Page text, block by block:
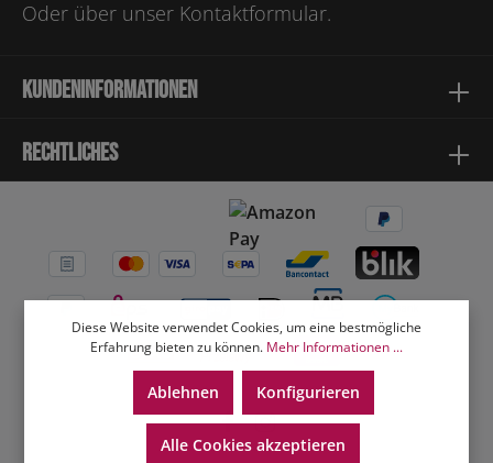
Oder über unser Kontaktformular.
Kundeninformationen
Rechtliches
Diese Website verwendet Cookies, um eine bestmögliche
Erfahrung bieten zu können. Mehr Informationen ...
Ablehnen Konfigurieren
Alle Cookies akzeptieren